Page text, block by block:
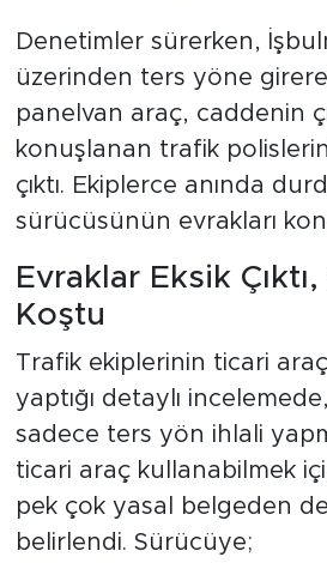
Denetimler sürerken,
üzerinden ters yöne
panelvan araç, caddenin
konuşlanan trafik
çıktı. Ekiplerce anında
sürücüsünün evrakları
Evraklar Eksik
Koştu
Trafik ekiplerinin ticari
yaptığı detaylı
sadece ters yön ihlali
ticari araç kullanabilmek
pek çok yasal belgeden
belirlendi. Sürücüye;